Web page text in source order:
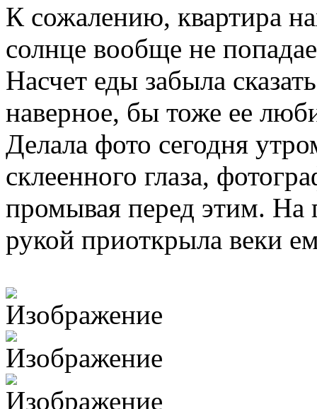
К сожалению, квартира
солнце вообще не
Насчет еды забыла
наверное, бы тоже ее
Делала фото сегодня
склеенного глаза,
промывая перед этим. На
рукой приоткрыла веки